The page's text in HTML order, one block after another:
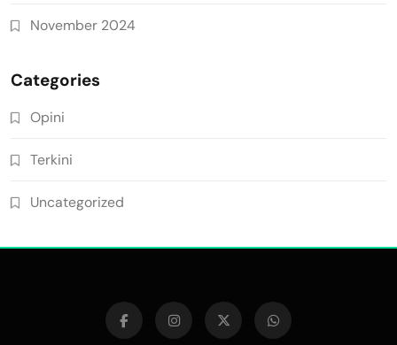
November 2024
Categories
Opini
Terkini
Uncategorized